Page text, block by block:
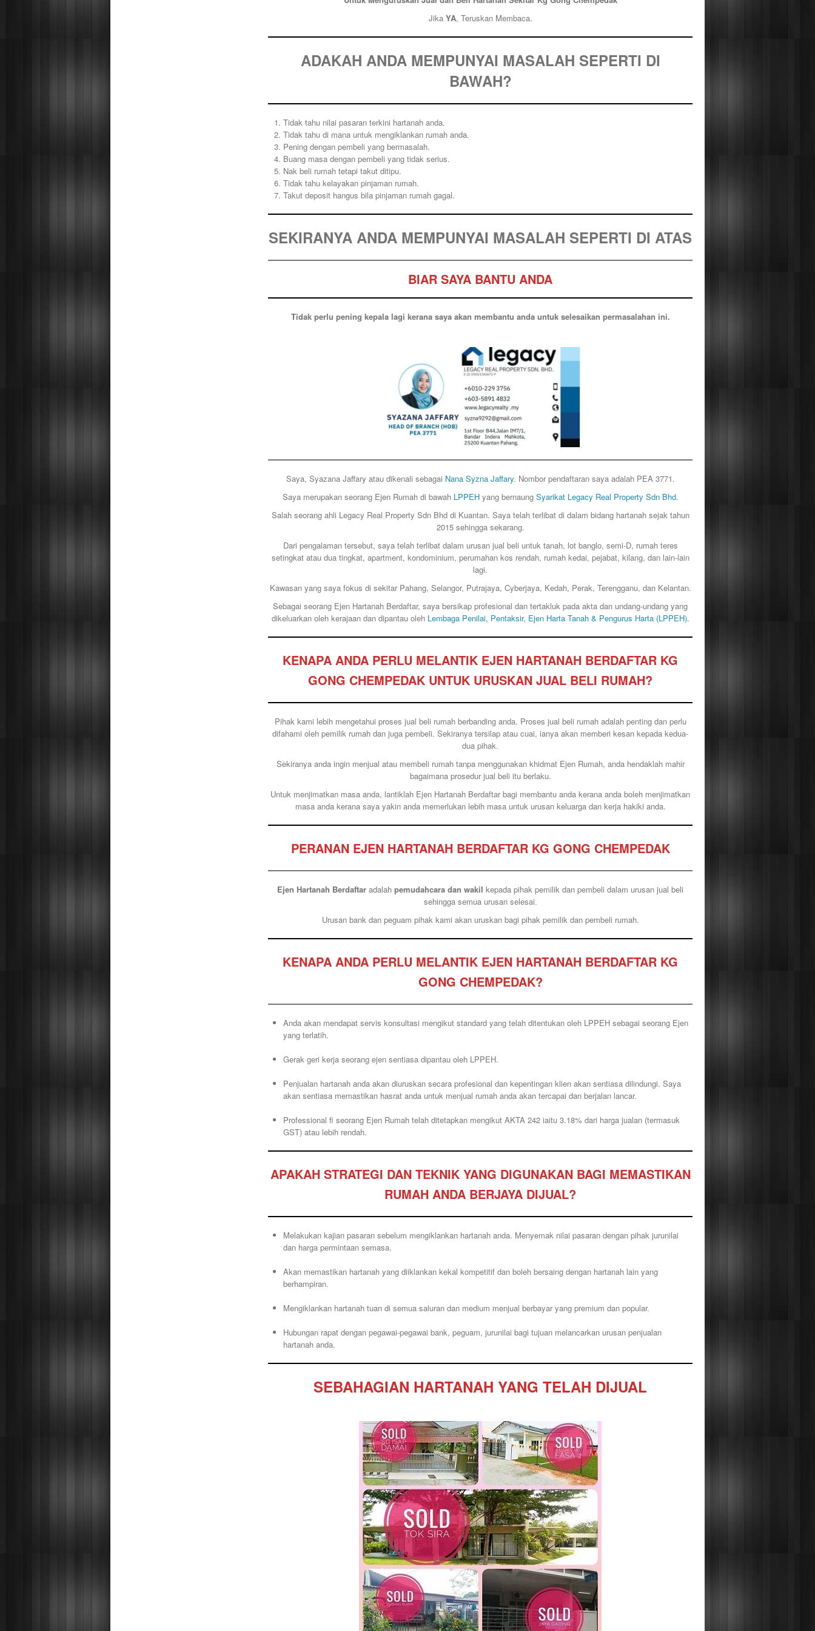
Jika YA, Teruskan Membaca.
ADAKAH ANDA MEMPUNYAI MASALAH SEPERTI DI
BAWAH?
Tidak tahu nilai pasaran terkini hartanah anda.
Tidak tahu di mana untuk mengiklankan rumah anda.
Pening dengan pembeli yang bermasalah.
Buang masa dengan pembeli yang tidak serius.
Nak beli rumah tetapi takut ditipu.
Tidak tahu kelayakan pinjaman rumah.
Takut deposit hangus bila pinjaman rumah gagal.
SEKIRANYA ANDA MEMPUNYAI MASALAH SEPERTI DI ATAS
BIAR SAYA BANTU ANDA
Tidak perlu pening kepala lagi kerana saya akan membantu anda untuk selesaikan permasalahan ini.
Saya, Syazana Jaffary atau dikenali sebagai Nana Syzna Jaffary. Nombor pendaftaran saya adalah PEA 3771.
Saya merupakan seorang Ejen Rumah di bawah LPPEHyang bernaung Syarikat Legacy Real Property Sdn Bhd.
Salah seorang ahli Legacy Real Property Sdn Bhd di Kuantan. Saya telah terlibat di dalam bidang hartanah sejak tahun
2015 sehingga sekarang.
Dari pengalaman tersebut, saya telah terlibat dalam urusan jual beli untuk tanah, lot banglo, semi-D, rumah teres
setingkat atau dua tingkat, apartment, kondominium, perumahan kos rendah, rumah kedai, pejabat, kilang, dan lain-lain
lagi.
Kawasan yang saya fokus di sekitar Pahang, Selangor, Putrajaya, Cyberjaya, Kedah, Perak, Terengganu, dan Kelantan.
Sebagai seorang Ejen Hartanah Berdaftar, saya bersikap profesional dan tertakluk pada akta dan undang-undang yang
dikeluarkan oleh kerajaan dan dipantau oleh Lembaga Penilai, Pentaksir, Ejen Harta Tanah & Pengurus Harta (LPPEH).
KENAPA ANDA PERLU MELANTIK EJEN HARTANAH BERDAFTAR KG
GONG CHEMPEDAK UNTUK URUSKAN JUAL BELI RUMAH?
Pihak kami lebih mengetahui proses jual beli rumah berbanding anda. Proses jual beli rumah adalah penting dan perlu
difahami oleh pemilik rumah dan juga pembeli. Sekiranya tersilap atau cuai, ianya akan memberi kesan kepada kedua-
dua pihak.
Sekiranya anda ingin menjual atau membeli rumah tanpa menggunakan khidmat Ejen Rumah, anda hendaklah mahir
bagaimana prosedur jual beli itu berlaku.
Untuk menjimatkan masa anda, lantiklah Ejen Hartanah Berdaftar bagi membantu anda kerana anda boleh menjimatkan
masa anda kerana saya yakin anda memerlukan lebih masa untuk urusan keluarga dan kerja hakiki anda.
PERANAN EJEN HARTANAH BERDAFTAR KG GONG CHEMPEDAK
Ejen Hartanah Berdaftar adalah pemudahcara dan wakil kepada pihak pemilik dan pembeli dalam urusan jual beli
sehingga semua urusan selesai.
Urusan bank dan peguam pihak kami akan uruskan bagi pihak pemilik dan pembeli rumah.
KENAPA ANDA PERLU MELANTIK EJEN HARTANAH BERDAFTAR KG
GONG CHEMPEDAK?
Anda akan mendapat servis konsultasi mengikut standard yang telah ditentukan oleh LPPEH sebagai seorang Ejen
yang terlatih.
Gerak geri kerja seorang ejen sentiasa dipantau oleh LPPEH.
Penjualan hartanah anda akan diuruskan secara profesional dan kepentingan klien akan sentiasa dilindungi. Saya
akan sentiasa memastikan hasrat anda untuk menjual rumah anda akan tercapai dan berjalan lancar.
Professional fi seorang Ejen Rumah telah ditetapkan mengikut AKTA 242 iaitu 3.18% dari harga jualan (termasuk
GST) atau lebih rendah.
APAKAH STRATEGI DAN TEKNIK YANG DIGUNAKAN BAGI MEMASTIKAN
RUMAH ANDA BERJAYA DIJUAL?
Melakukan kajian pasaran sebelum mengiklankan hartanah anda. Menyemak nilai pasaran dengan pihak jurunilai
dan harga permintaan semasa.
Akan memastikan hartanah yang diiklankan kekal kompetitif dan boleh bersaing dengan hartanah lain yang
berhampiran.
Mengiklankan hartanah tuan di semua saluran dan medium menjual berbayar yang premium dan popular.
Hubungan rapat dengan pegawai-pegawai bank, peguam, jurunilai bagi tujuan melancarkan urusan penjualan
hartanah anda.
SEBAHAGIAN HARTANAH YANG TELAH DIJUAL